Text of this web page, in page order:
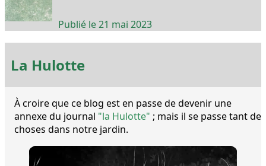
Publié le21 mai 2023
La Hulotte
À croire que ce blog est en passe de devenir une
annexe du journal "la Hulotte" ; mais il se passe tant de
choses dans notre jardin.